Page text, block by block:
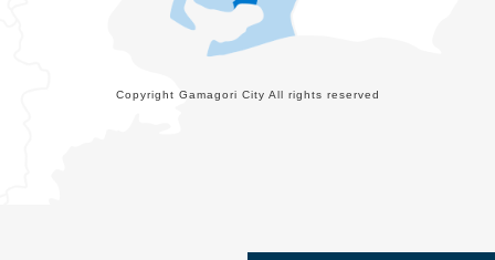
Copyright Gamagori City All rights reserved